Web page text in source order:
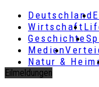
Deutschland
Wirtschaft
Geschichte
Medien
Natur &
Eilmeldungen